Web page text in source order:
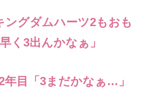
ングダムハーツ2もおも
く3出んかなぁ」
年目「3まだかなぁ…」